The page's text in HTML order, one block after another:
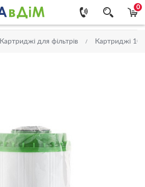
0
Картриджі для фільтрів Картриджі